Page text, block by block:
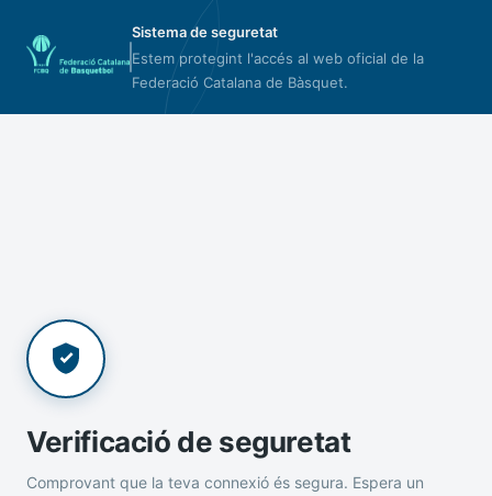
Sistema de seguretat
Estem protegint l'accés al web oficial de la
Federació Catalana de Bàsquet.
Verificació de seguretat
Comprovant que la teva connexió és segura. Espera un